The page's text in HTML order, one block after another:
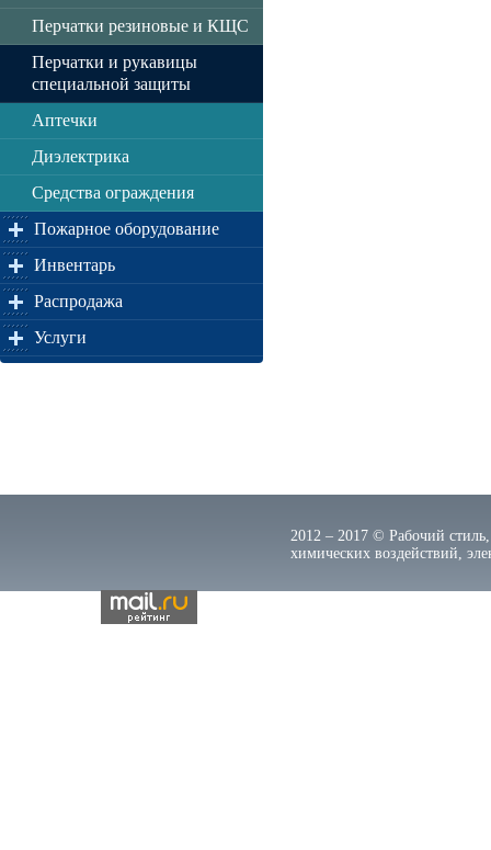
Перчатки резиновые и КЩС
Перчатки и рукавицы
специальной защиты
Аптечки
Диэлектрика
Средства ограждения
Пожарное оборудование
Инвентарь
Распродажа
Услуги
2012 – 2017 © Рабочий
химических воздействий,